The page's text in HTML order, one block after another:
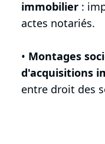
immobilier :
actes notariés.
• Montages
d'acquisitions
entre droit des